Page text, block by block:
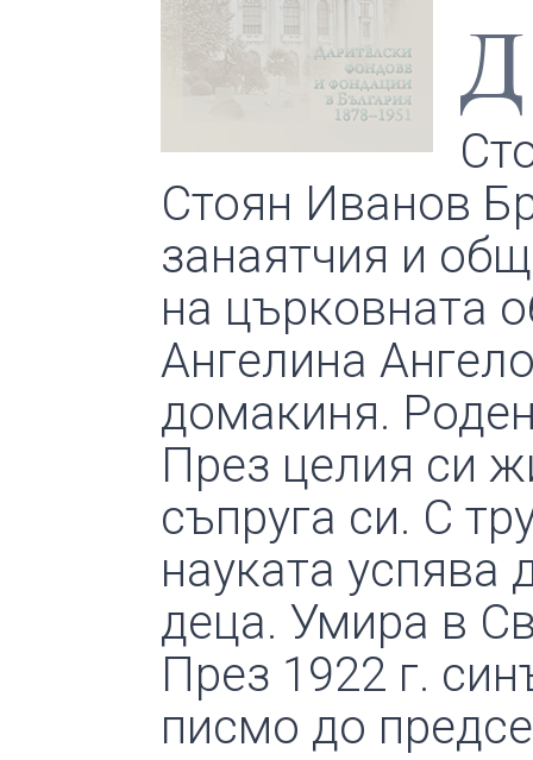
Д
Стоян Иванов
занаятчия и
на църковната
Ангелина
домакиня.
През целия си
съпруга си. С
науката успява
деца. Умира в
През 1922 г.
писмо до